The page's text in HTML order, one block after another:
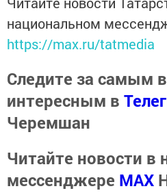
национальном
https://max.ru/tatmedia
Следите за самым
интересным в
Черемшан
Читайте новости в
мессенджере MАХ